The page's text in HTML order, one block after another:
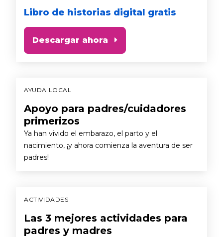
Libro de historias digital gratis
Descargar ahora
AYUDA LOCAL
Apoyo para padres/cuidadores
primerizos
Ya han vivido el embarazo, el parto y el
nacimiento, ¡y ahora comienza la aventura de ser
padres!
ACTIVIDADES
Las 3 mejores actividades para
padres y madres